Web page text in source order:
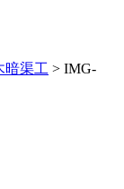
暗渠工 > IMG-